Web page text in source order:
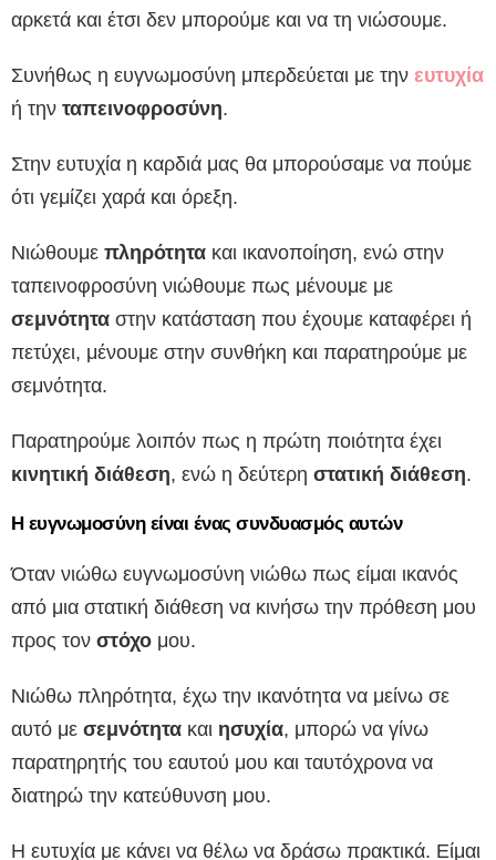
αρκετά και έτσι δεν μπορούμε και να τη νιώσουμε.
Συνήθως η ευγνωμοσύνη μπερδεύεται με την ευτυχία
ή την ταπεινοφροσύνη.
Στην ευτυχία η καρδιά μας θα μπορούσαμε να πούμε
ότι γεμίζει χαρά και όρεξη.
Νιώθουμε πληρότητα και ικανοποίηση, ενώ στην
ταπεινοφροσύνη νιώθουμε πως μένουμε με
σεμνότητα στην κατάσταση που έχουμε καταφέρει ή
πετύχει, μένουμε στην συνθήκη και παρατηρούμε με
σεμνότητα.
Παρατηρούμε λοιπόν πως η πρώτη ποιότητα έχει
κινητική διάθεση, ενώ η δεύτερη στατική διάθεση.
Η ευγνωμοσύνη είναι ένας συνδυασμός αυτών
Όταν νιώθω ευγνωμοσύνη νιώθω πως είμαι ικανός
από μια στατική διάθεση να κινήσω την πρόθεση μου
προς τον στόχο μου.
Νιώθω πληρότητα, έχω την ικανότητα να μείνω σε
αυτό με σεμνότητα και ησυχία, μπορώ να γίνω
παρατηρητής του εαυτού μου και ταυτόχρονα να
διατηρώ την κατεύθυνση μου.
Η ευτυχία με κάνει να θέλω να δράσω πρακτικά. Είμαι